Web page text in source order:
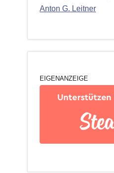
Anton G. Leitner
EIGENANZEIGE